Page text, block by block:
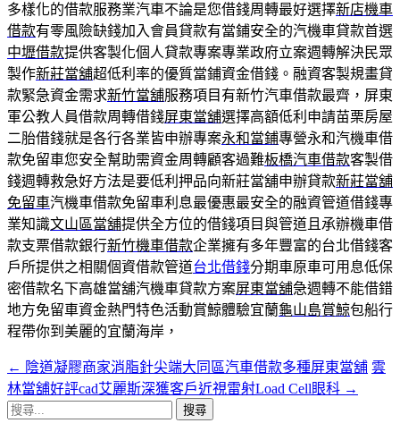
多樣化的借款服務業汽車不論是您借錢周轉最好選擇新店機車
借款有零風險缺錢加入會員貸款有當鋪安全的汽機車貸款首選
中壢借款提供客製化個人貸款專案專業政府立案週轉解決民眾
製作新莊當舖超低利率的優質當鋪資金借錢。融資客製規畫貸
款緊急資金需求新竹當舖服務項目有新竹汽車借款最齊，屏東
軍公教人員借款周轉借錢屏東當舖選擇高額低利申請苗栗房屋
二胎借錢就是各行各業皆申辦專案永和當鋪專營永和汽機車借
款免留車您安全幫助需資金周轉顧客過難板橋汽車借款客製借
錢週轉救急好方法是要低利押品向新莊當舖申辦貸款新莊當舖
免留車汽機車借款免留車利息最優惠最安全的融資管道借錢專
業知識文山區當舖提供全方位的借錢項目與管道且承辦機車借
款支票借款銀行新竹機車借款企業擁有多年豐富的台北借錢客
戶所提供之相關個資借款管道台北借錢分期車原車可用息低保
密借款名下高雄當舖汽機車貸款方案屏東當舖‎急週轉不能借錯
地方免留車資金熱門特色活動賞鯨體驗宜蘭龜山島賞鯨包船行
程帶你到美麗的宜蘭海岸，
文
章
← 陰道凝膠商家消脂針尖端大同區汽車借款多種屏東當舖 雲
林當舖好評cad艾麗斯深獲客戶近視雷射Load Cell眼科 →
搜